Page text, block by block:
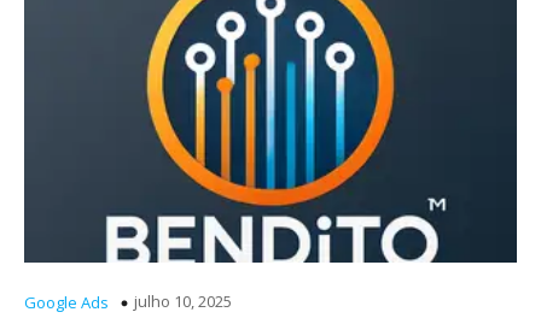
Google Ads julho 10, 2025